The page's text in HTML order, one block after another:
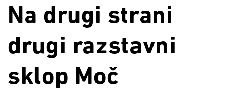
Na drugi strani
drugi razstavni
sklop Moč